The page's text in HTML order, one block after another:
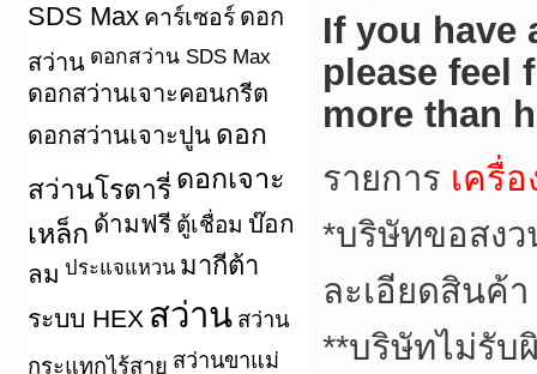
SDS Max คาร์เซอร์ ดอก
สว่าน ดอกสว่าน SDS Max
ดอกสว่านเจาะคอนกรีต
ดอกสว่านเจาะปูน ดอก
สว่านโรตารี่ ดอกเจาะ
เหล็ก ด้ามฟรี ตู้เชื่อม บ๊อก
ลม ประแจแหวน มากีต้า
ระบบ HEX สว่าน สว่าน
กระแทกไร้สาย สว่านขาแม่
If you have
please feel
more than
รายการ เครื่
*บริษัทขอสงว
ละเอียดสินค้
**บริษัทไม่รับ